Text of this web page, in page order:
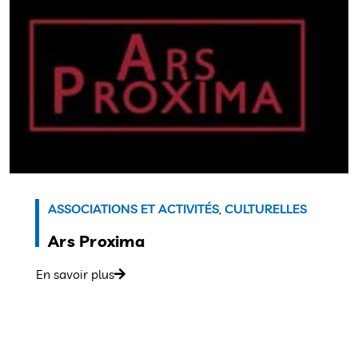
ASSOCIATIONS ET ACTIVITÉS CULTURELLES
Ars Proxima
En savoir plus